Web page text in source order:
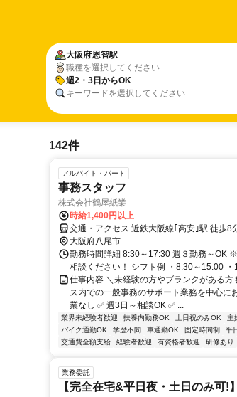
大阪府恩智駅
職種を選択してください
週2・3日からOK
キーワードを選択してください
142件
アルバイト・パート
事務スタッフ
株式会社鶴屋紙業
時給1,400円以上
交通・アクセス 近鉄大阪線｢高安｣駅 徒歩8
大阪府八尾市
勤務時間詳細 8:30～17:30 週３勤務～OK
相談ください！ シフト例 ・8:30～15:00
仕事内容 ＼未経験の方やブランクがある
ス内での一般事務のサポート業務を中心に
業なし ✅ 週3日～相談OK ✅ ...
業界未経験者歓迎 扶養内勤務OK 土日祝のみOK 主
バイク通勤OK
学歴不問 車通勤OK 固定時間制 平
交通費全額支給
経験者歓迎 有資格者歓迎 研修あり
業務委託
【完全在宅&平日夜・土日のみ可